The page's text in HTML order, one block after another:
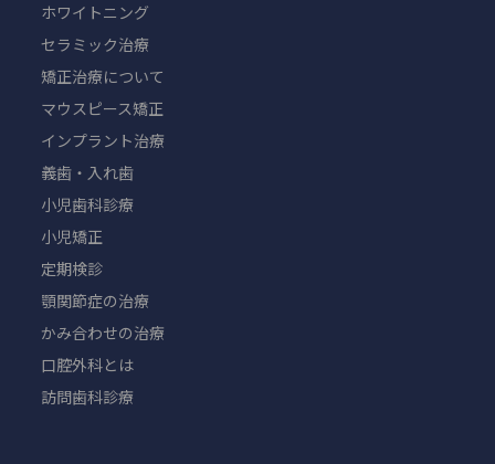
ホワイトニング
セラミック治療
矯正治療について
マウスピース矯正
インプラント治療
義歯・入れ歯
小児歯科診療
小児矯正
定期検診
顎関節症の治療
かみ合わせの治療
口腔外科とは
訪問歯科診療